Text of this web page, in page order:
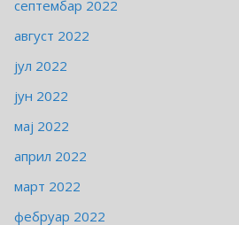
септембар 2022
август 2022
јул 2022
јун 2022
мај 2022
април 2022
март 2022
фебруар 2022